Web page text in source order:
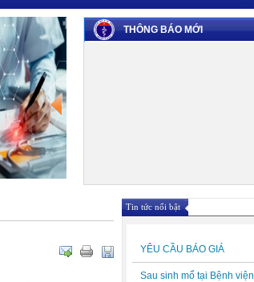
THÔNG BÁO MỚI
Tin tức nổi bật
YÊU CẦU BÁO GIÁ
Sau sinh mổ tại Bệnh viện